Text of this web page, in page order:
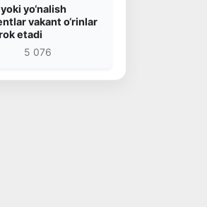
yo‘nalish
vakant o‘rinlar
etadi
5 076